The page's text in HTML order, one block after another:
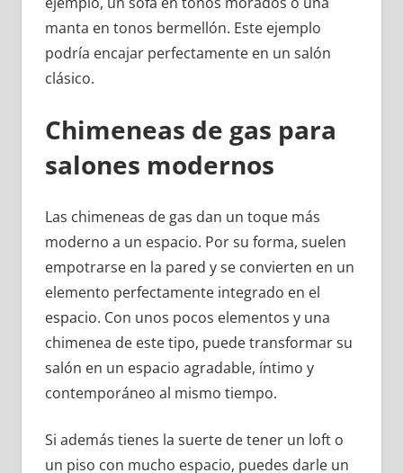
manta en tonos bermellón. Este ejemplo
podría encajar perfectamente en un salón
clásico.
Chimeneas de gas para
salones modernos
Las chimeneas de gas dan un toque más
moderno a un espacio. Por su forma, suelen
empotrarse en la pared y se convierten en un
elemento perfectamente integrado en el
espacio. Con unos pocos elementos y una
chimenea de este tipo, puede transformar su
salón en un espacio agradable, íntimo y
contemporáneo al mismo tiempo.
Si además tienes la suerte de tener un loft o
un piso con mucho espacio, puedes darle un